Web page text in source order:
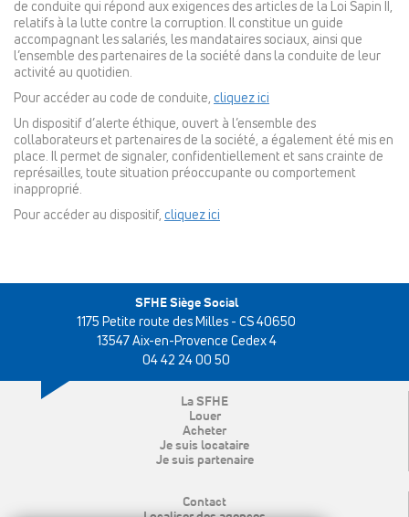
de conduite qui répond aux exigences des articles de la Loi Sapin II,
relatifs à la lutte contre la corruption. Il constitue un guide
accompagnant les salariés, les mandataires sociaux, ainsi que
l’ensemble des partenaires de la société dans la conduite de leur
activité au quotidien.
Pour accéder au code de conduite, cliquez ici
Un dispositif d’alerte éthique, ouvert à l’ensemble des
collaborateurs et partenaires de la société, a également été mis en
place. Il permet de signaler, confidentiellement et sans crainte de
représailles, toute situation préoccupante ou comportement
inapproprié.
Pour accéder au dispositif, cliquez ici
SFHE Siège Social
1175 Petite route des Milles - CS 40650
13547 Aix-en-Provence Cedex 4
04 42 24 00 50
La SFHE
Louer
Acheter
Je suis locataire
Je suis partenaire
Contact